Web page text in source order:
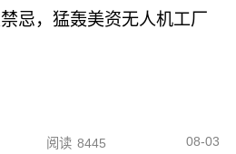
忌，猛轰美资无人机工厂
阅读 8445 08-03